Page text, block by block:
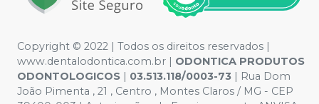
Copyright © 2022 | Todos os direitos reservados |
www.dentalodontica.com.br | ODONTICA PRODUTOS
ODONTOLOGICOS | 03.513.118/0003-73 | Rua Dom
João Pimenta , 21 , Centro , Montes Claros / MG - CEP